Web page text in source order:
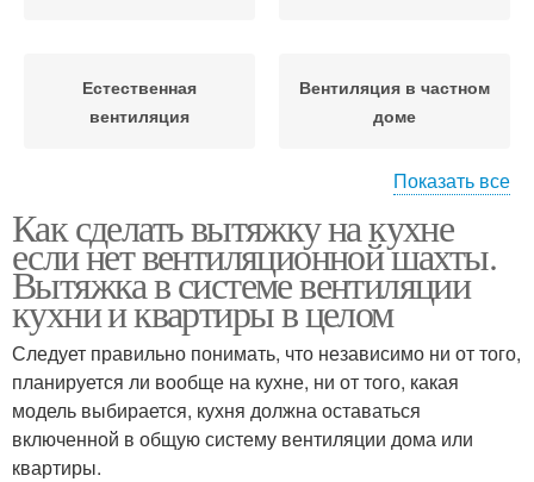
Естественная
вентиляция
Вентиляция в частном
доме
Дом через стену Частный дом
Дом из пластиковых
труб
Домашняя вентиляция
Показать все
Как сделать вытяжку на кухне
если нет вентиляционной шахты.
Вытяжка в системе вентиляции
кухни и квартиры в целом
Следует правильно понимать, что независимо ни от того,
планируется ли вообще на кухне, ни от того, какая
модель выбирается, кухня должна оставаться
включенной в общую систему вентиляции дома или
квартиры.